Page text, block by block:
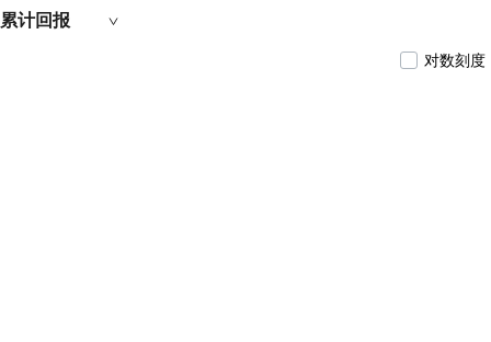
累计回报
对数刻度